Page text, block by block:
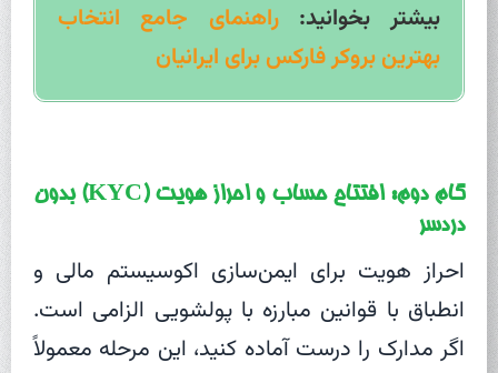
بیشتر بخوانید:راهنمای جامع انتخاب
بهترین بروکر فارکس برای ایرانیان
گام دوم: افتتاح حساب و احراز هویت (KYC) بدون
دردسر
احراز هویت برای ایمن‌سازی اکوسیستم مالی و
انطباق با قوانین مبارزه با پولشویی الزامی است.
اگر مدارک را درست آماده کنید، این مرحله معمولاً